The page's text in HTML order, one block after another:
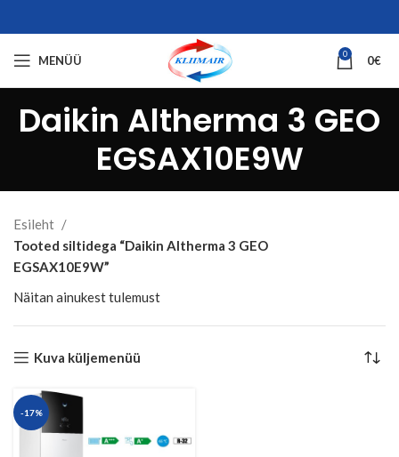
MENÜÜ 0 0€
Daikin Altherma 3 GEO
EGSAX10E9W
Esileht
Tooted siltidega “Daikin Altherma 3 GEO
EGSAX10E9W”
Näitan ainukest tulemust
Kuva küljemenüü
-17%